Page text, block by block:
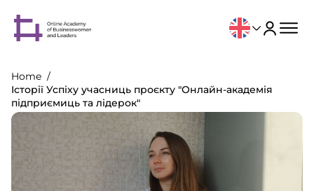
Home
Історії Успіху учасниць проєкту "Онлайн-академія
підприємиць та лідерок"